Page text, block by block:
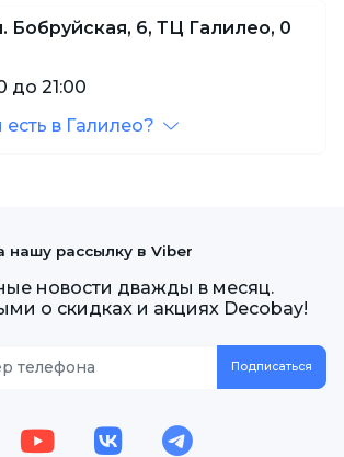
Бобруйская, 6, ТЦ Галилео, 0
до 21:00
есть в Галилео?
нашу рассылку в Viber
новости дважды в месяц.
о скидках и акциях Decobay!